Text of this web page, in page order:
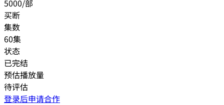
5000/部
买断
集数
60集
状态
已完结
预估播放量
待评估
登录后申请合作